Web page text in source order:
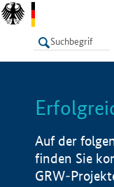
LISTE
Auf der
finden Sie
GRW-